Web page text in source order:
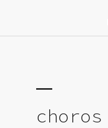
choros